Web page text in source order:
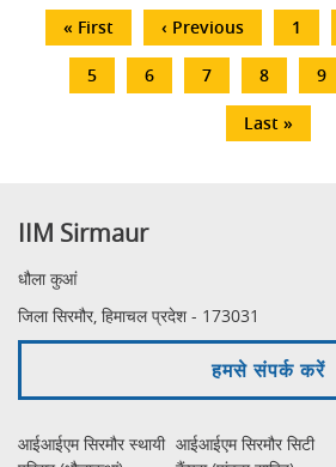
Pagination
First
page
« First Previous
page
‹ Previous पृष्ठ
1
पृष्ठ
5 पृष्ठ
6 पृष्ठ
7 पृष्ठ
8 पृष्ठ
9
Last
page
Last »
IIM Sirmaur
धौला कुआं
जिला सिरमौर, हिमाचल प्रदेश - 173031
हमसे संपर्क करें
आईआईएम सिरमौर स्थायी आईआईएम सिरमौर सिटी